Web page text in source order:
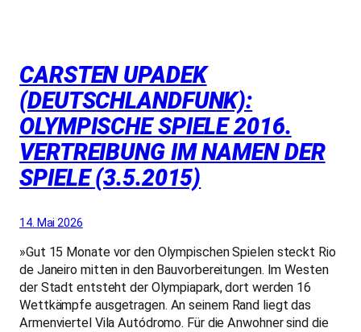
CARSTEN UPADEK
(DEUTSCHLANDFUNK):
OLYMPISCHE SPIELE 2016.
VERTREIBUNG IM NAMEN DER
SPIELE (3.5.2015)
14. Mai 2026
»Gut 15 Monate vor den Olympischen Spielen steckt Rio
de Janeiro mitten in den Bauvorbereitungen. Im Westen
der Stadt entsteht der Olympiapark, dort werden 16
Wettkämpfe ausgetragen. An seinem Rand liegt das
Armenviertel Vila Autódromo. Für die Anwohner sind die